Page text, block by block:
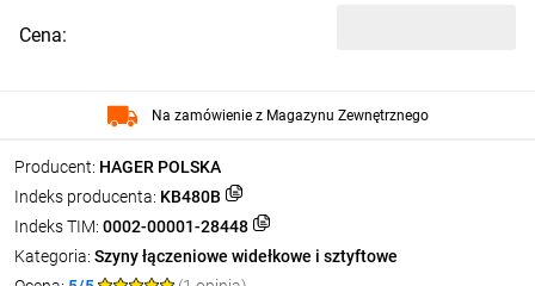
Producent: HAGER POLSKA
Indeks producenta: KB480B
Indeks TIM: 0002-00001-28448
Kategoria: Szyny łączeniowe widełkowe i sztyftowe
Cena:
Na zamówienie z Magazynu Zewnętrznego